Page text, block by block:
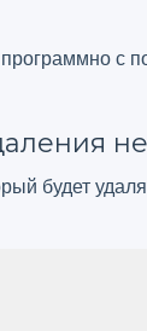
программно с
будет